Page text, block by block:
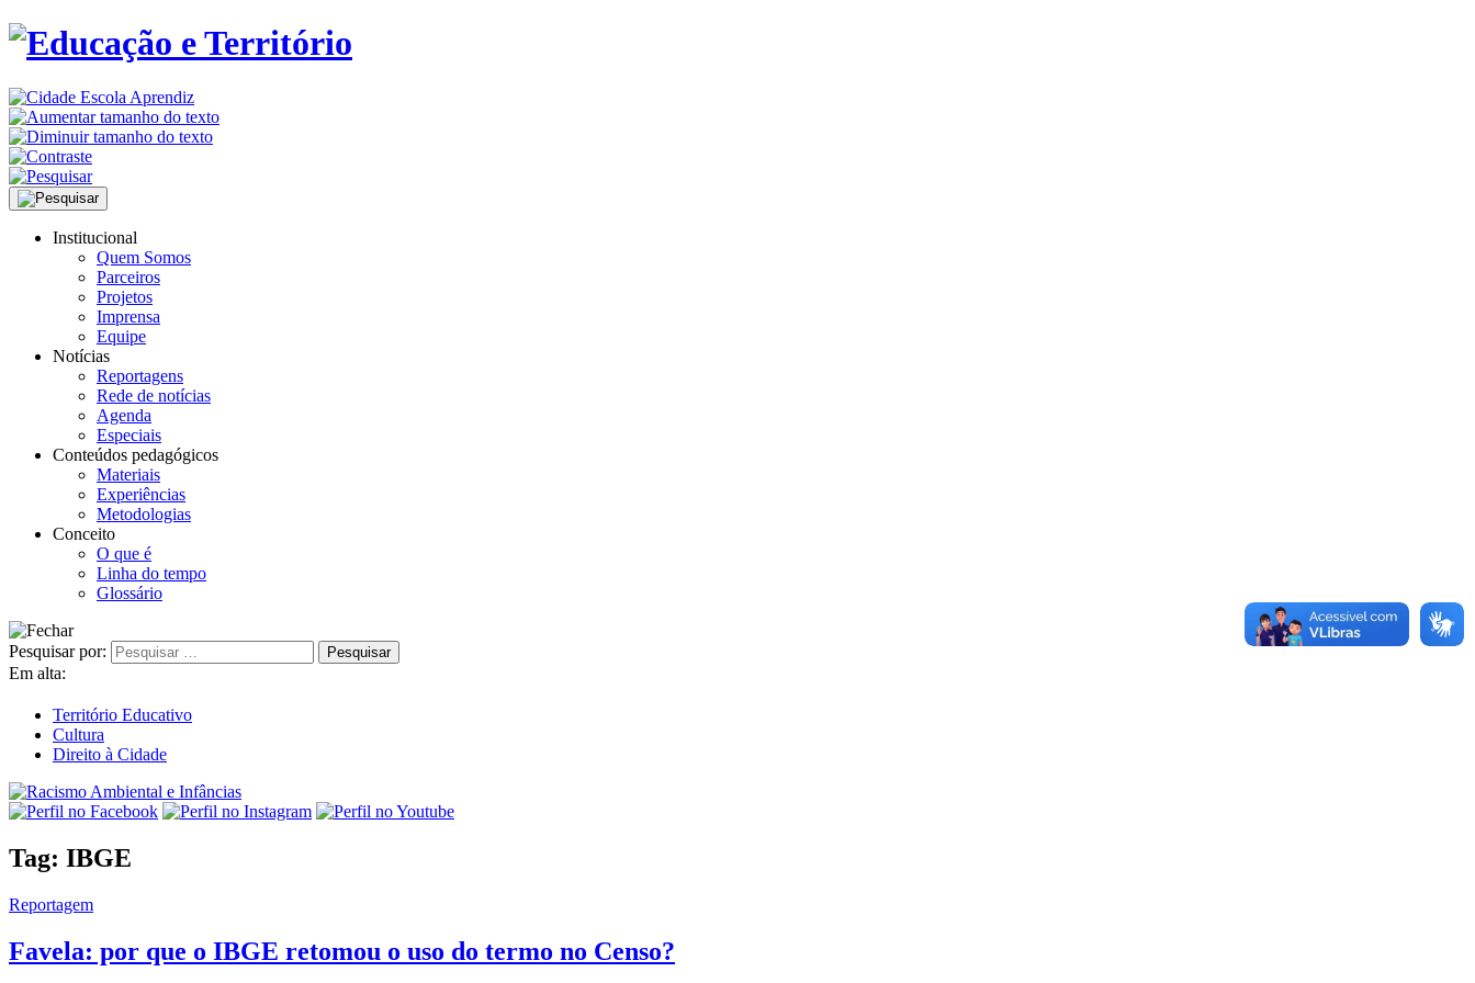
Institucional
Quem Somos
Parceiros
Projetos
Imprensa
Equipe
Notícias
Reportagens
Rede de notícias
Agenda
Especiais
Conteúdos pedagógicos
Materiais
Experiências
Metodologias
Conceito
O que é
Linha do tempo
Glossário
Pesquisar por:
Em alta:
Território Educativo
Cultura
Direito à Cidade
Tag: IBGE
Reportagem
Favela: por que o IBGE retomou o uso do termo no Censo?